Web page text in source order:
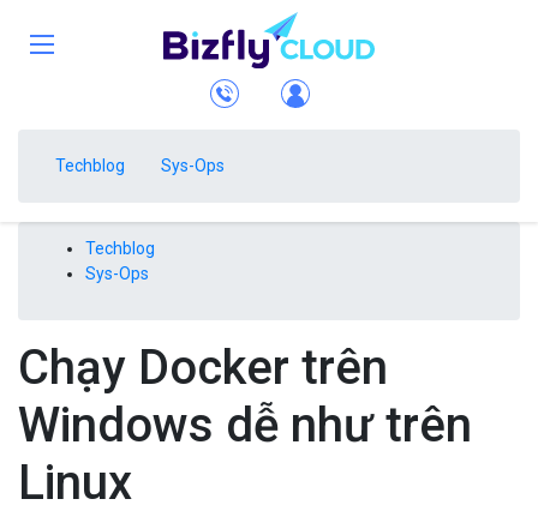
Techblog Sys-Ops
Techblog
Sys-Ops
Chạy Docker trên
Windows dễ như trên
Linux